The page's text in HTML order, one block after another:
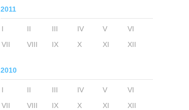
2011
I II III IV V
VI
VII
VIII IX X XI XII
2010
I II III IV V
VI
VII
VIII IX X XI XII